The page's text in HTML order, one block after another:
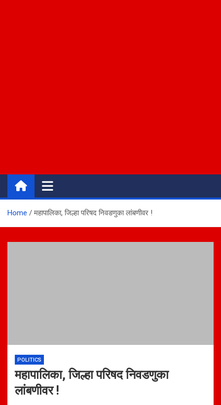
Home महापालिका, जिल्हा परिषद निवडणुका लांबणीवर !
POLITICS
महापालिका, जिल्हा परिषद निवडणुका
लांबणीवर !